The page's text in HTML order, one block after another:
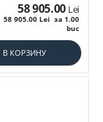
58 905.00 Lei
58 905.00 Lei за 1.00
buc
В КОРЗИНУ